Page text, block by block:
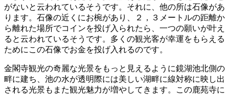
がないと云われているそうです。それに、他の所は石像があ
ります。石像の近くにお椀があり、２，３メートルの距離か
ら離れた場所でコインを投げ入られたら、一つの願いが叶え
ると云われているそうです。多くの観光客が幸運をもらえる
ためにこの石像でお金を投げ入れるのです。
金閣寺観光の奇麗な光景をもっと見えるように鏡湖池北側の
畔に建ち
、池の水が透明際には美しい湖畔に線対称に映し出
される光景もまた観光魅力が増やしてきます。この鹿苑寺に